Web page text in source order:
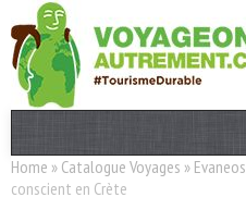
Actualités
Home » Catalogue Voyages » Evaneos
conscient en Crète